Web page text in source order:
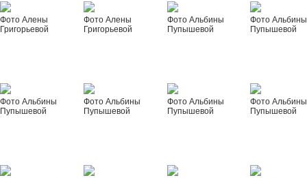
Фото Алены
Григорьевой
Фото Алены
Григорьевой
Фото Альбины
Пупышевой
Фото Альбины
Пупышевой
Фото Альбины
Пупышевой
Фото Альбины
Пупышевой
Фото Альбины
Пупышевой
Фото Альбины
Пупышевой